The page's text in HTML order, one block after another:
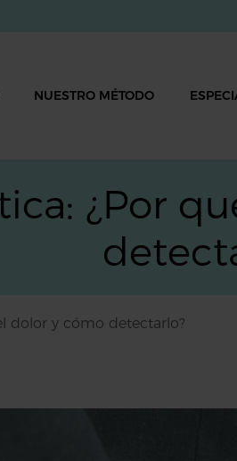
NUESTRO MÉTODO
¿Por
dolor y cómo detectarlo?